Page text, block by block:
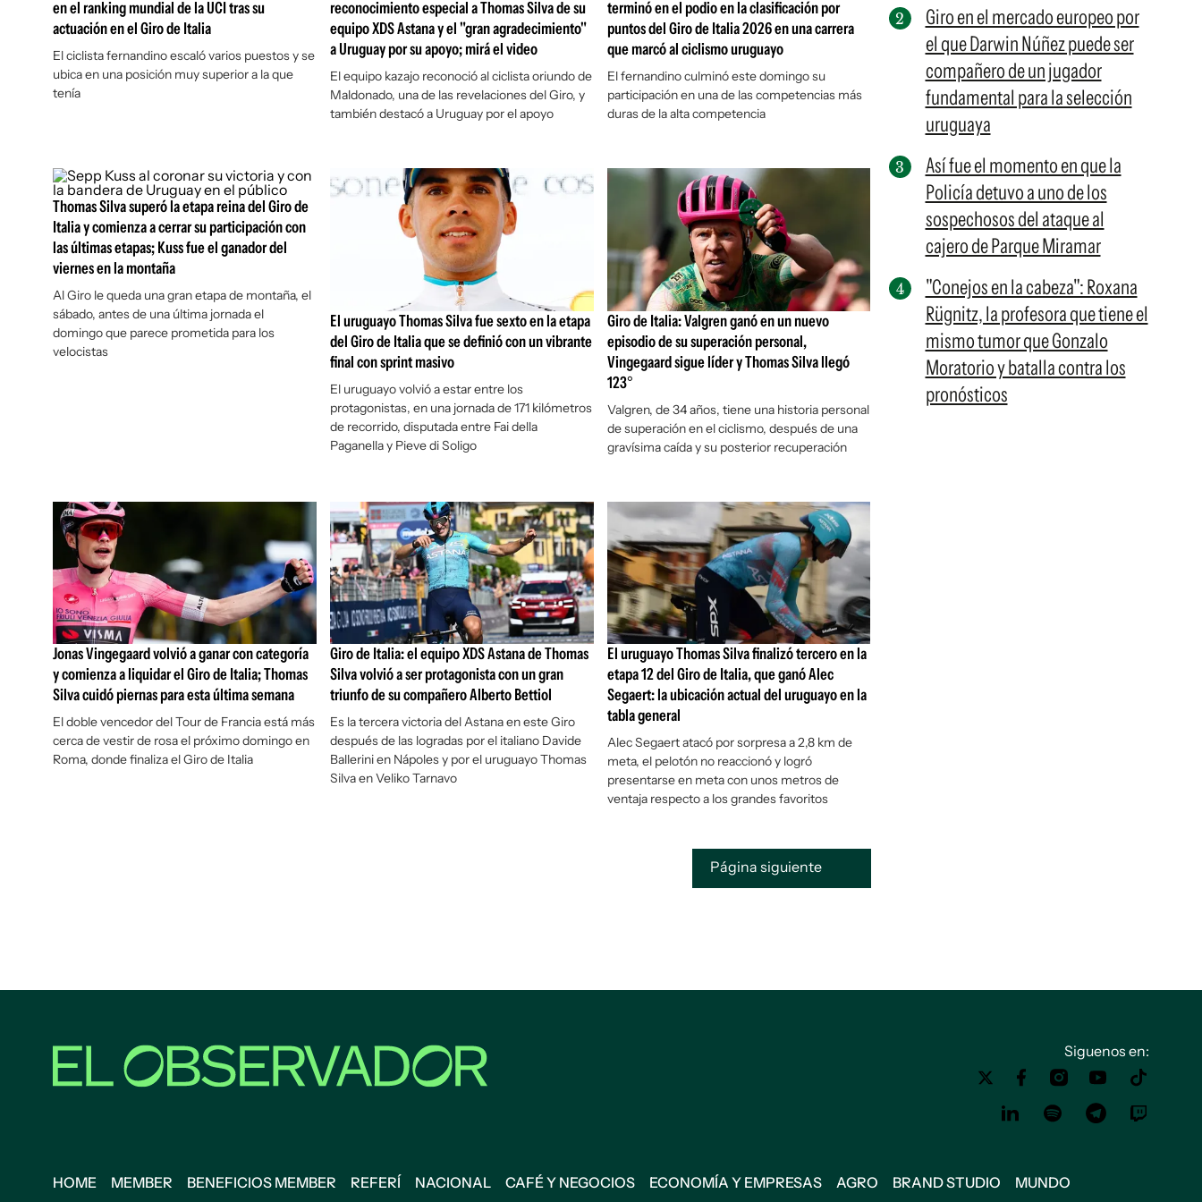
en el ranking mundial de la UCI tras su
actuación en el Giro de Italia
El ciclista fernandino escaló varios puestos y se
ubica en una posición muy superior a la que
tenía
reconocimiento especial a Thomas Silva de su
equipo XDS Astana y el "gran agradecimiento"
a Uruguay por su apoyo; mirá el video
El equipo kazajo reconoció al ciclista oriundo de
Maldonado, una de las revelaciones del Giro, y
también destacó a Uruguay por el apoyo
terminó en el podio en la clasificación por
puntos del Giro de Italia 2026 en una carrera
que marcó al ciclismo uruguayo
El fernandino culminó este domingo su
participación en una de las competencias más
duras de la alta competencia
Thomas Silva superó la etapa reina del Giro de
Italia y comienza a cerrar su participación con
las últimas etapas; Kuss fue el ganador del
viernes en la montaña
Al Giro le queda una gran etapa de montaña, el
sábado, antes de una última jornada el
domingo que parece prometida para los
velocistas
El uruguayo Thomas Silva fue sexto en la etapa
del Giro de Italia que se definió con un vibrante
final con sprint masivo
El uruguayo volvió a estar entre los
protagonistas, en una jornada de 171 kilómetros
de recorrido, disputada entre Fai della
Paganella y Pieve di Soligo
Giro de Italia: Valgren ganó en un nuevo
episodio de su superación personal,
Vingegaard sigue líder y Thomas Silva llegó
123°
Valgren, de 34 años, tiene una historia personal
de superación en el ciclismo, después de una
gravísima caída y su posterior recuperación
Jonas Vingegaard volvió a ganar con categoría
y comienza a liquidar el Giro de Italia; Thomas
Silva cuidó piernas para esta última semana
El doble vencedor del Tour de Francia está más
cerca de vestir de rosa el próximo domingo en
Roma, donde finaliza el Giro de Italia
Giro de Italia: el equipo XDS Astana de Thomas
Silva volvió a ser protagonista con un gran
triunfo de su compañero Alberto Bettiol
Es la tercera victoria del Astana en este Giro
después de las logradas por el italiano Davide
Ballerini en Nápoles y por el uruguayo Thomas
Silva en Veliko Tarnavo
El uruguayo Thomas Silva finalizó tercero en la
etapa 12 del Giro de Italia, que ganó Alec
Segaert: la ubicación actual del uruguayo en la
tabla general
Alec Segaert atacó por sorpresa a 2,8 km de
meta, el pelotón no reaccionó y logró
presentarse en meta con unos metros de
ventaja respecto a los grandes favoritos
Página siguiente
Giro en el mercado europeo por
el que Darwin Núñez puede ser
compañero de un jugador
fundamental para la selección
uruguaya
Así fue el momento en que la
Policía detuvo a uno de los
sospechosos del ataque al
cajero de Parque Miramar
"Conejos en la cabeza": Roxana
Rügnitz, la profesora que tiene el
mismo tumor que Gonzalo
Moratorio y batalla contra los
pronósticos
Siguenos en:
HOME MEMBER BENEFICIOS MEMBER REFERÍ NACIONAL CAFÉ Y NEGOCIOS ECONOMÍA Y EMPRESAS AGRO BRAND STUDIO MUNDO